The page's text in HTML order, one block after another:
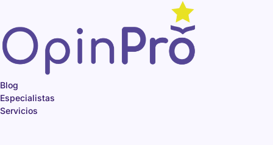
contenido
Blog
Especialistas
Servicios